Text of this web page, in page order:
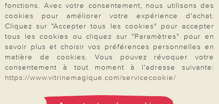
À propos de nous
Besoin d'aide?
Mentions légales|CGV|Données & liberté|Vie privée & cookies
fonctions. Avec votre consentement, nous utilisons des
cookies pour améliorer votre expérience d'achat.
Cliquez sur "Accepter tous les cookies" pour accepter
tous les cookies ou cliquez sur "Paramètres" pour en
savoir plus et choisir vos préférences personnelles en
matière de cookies. Vous pouvez révoquer votre
consentement à tout moment à l'adresse suivante:
https://www.vitrinemagique.com/servicecookie/